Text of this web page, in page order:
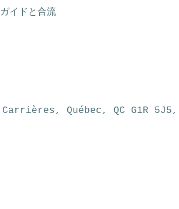
イドと合流
Québec, QC G1R 5J5,